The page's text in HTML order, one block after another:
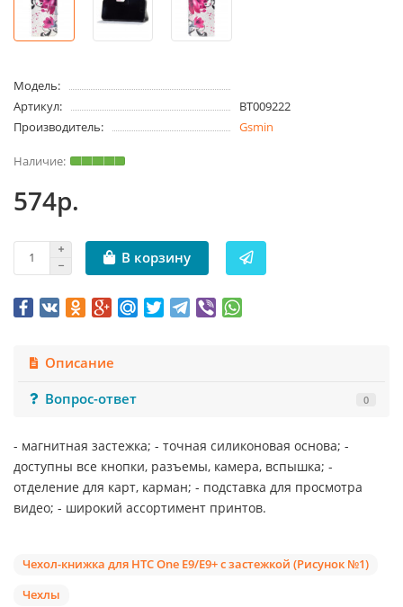
Модель:
Артикул:
BT009222
Производитель:
Gsmin
574р.
В корзину
Описание
Вопрос-ответ
0
- магнитная застежка; - точная силиконовая основа; -
доступны все кнопки, разъемы, камера, вспышка; -
отделение для карт, карман; - подставка для просмотра
видео; - широкий ассортимент принтов.
Чехол-книжка для HTC One E9/E9+ с застежкой (Рисунок №1)
Чехлы